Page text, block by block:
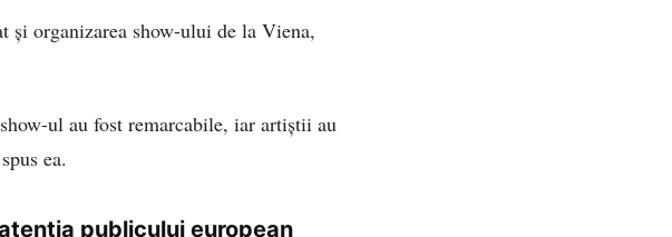
și organizarea show-ului de la Viena,
ul au fost remarcabile, iar artiștii au
ea.
publicului european